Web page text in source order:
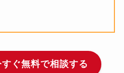
ぐ無料で相談する